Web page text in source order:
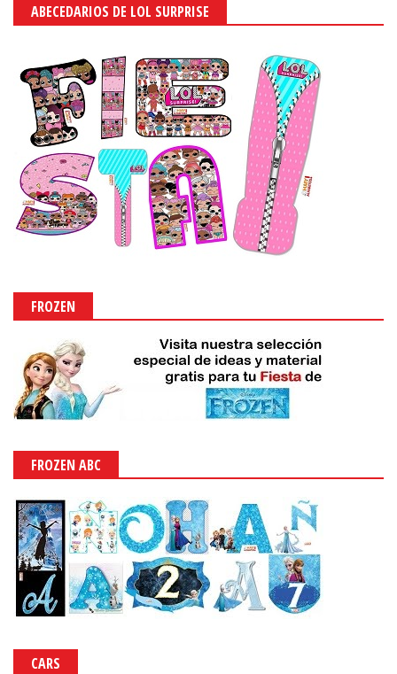
ABECEDARIOS DE LOL SURPRISE
FROZEN
FROZEN ABC
CARS